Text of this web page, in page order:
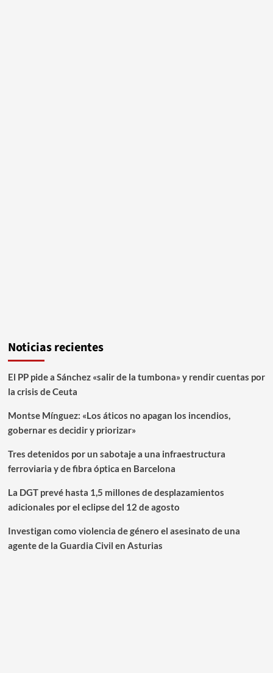
Noticias recientes
El PP pide a Sánchez «salir de la tumbona» y rendir cuentas por
la crisis de Ceuta
Montse Mínguez: «Los áticos no apagan los incendios,
gobernar es decidir y priorizar»
Tres detenidos por un sabotaje a una infraestructura
ferroviaria y de fibra óptica en Barcelona
La DGT prevé hasta 1,5 millones de desplazamientos
adicionales por el eclipse del 12 de agosto
Investigan como violencia de género el asesinato de una
agente de la Guardia Civil en Asturias